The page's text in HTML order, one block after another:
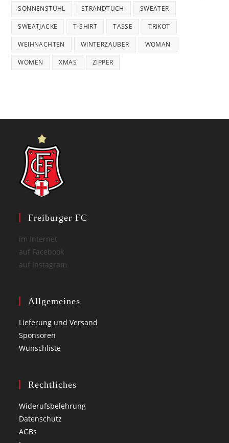
SONNENSTUHL STRANDTUCH SWEATER
SWEATJACKE T-SHIRT TASSE TRIKOT
WEIHNACHTEN WINTERZAUBER WOMAN
WOMEN XMAS ZIPPER
Freiburger FC
im Internet
auf Facebook
auf Instagram
Allgemeines
Lieferung und Versand
Sponsoren
Wunschliste
Rechtliches
Widerufsbelehrung
Datenschutz
AGBs